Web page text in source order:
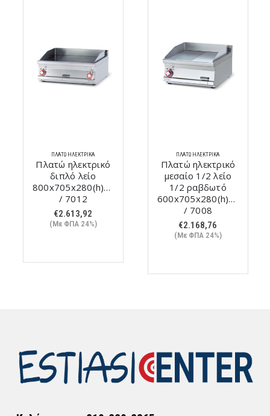
ΠΛΑΤΏ ΗΛΕΚΤΡΙΚΆ
Πλατώ ηλεκτρικό
διπλό λείο
800x705x280(h)mm
/ 7012
€2.613,92
(Με ΦΠΑ 24%)
ΠΛΑΤΏ ΗΛΕΚΤΡΙΚΆ
Πλατώ ηλεκτρικό
μεσαίο 1/2 λείο
1/2 ραβδωτό
600x705x280(h)mm
/ 7008
€2.168,76
(Με ΦΠΑ 24%)